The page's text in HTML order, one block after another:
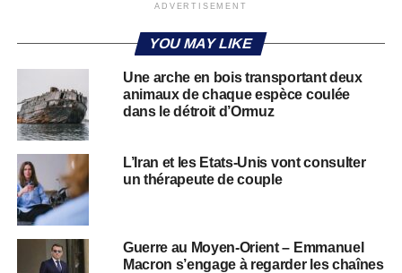
ADVERTISEMENT
YOU MAY LIKE
Une arche en bois transportant deux
animaux de chaque espèce coulée
dans le détroit d’Ormuz
L’Iran et les Etats-Unis vont consulter
un thérapeute de couple
Guerre au Moyen-Orient – Emmanuel
Macron s’engage à regarder les chaînes